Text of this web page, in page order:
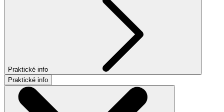
Praktické info
Praktické info